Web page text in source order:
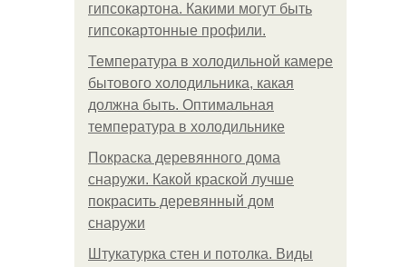
гипсокартона. Какими могут быть
гипсокартонные профили.
Температура в холодильной камере
бытового холодильника, какая
должна быть. Оптимальная
температура в холодильнике
Покраска деревянного дома
снаружи. Какой краской лучше
покрасить деревянный дом
снаружи
Штукатурка стен и потолка. Виды